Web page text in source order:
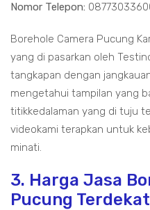
Nomor Telepon:
Borehole Camera Pucung
yang di pasarkan oleh
tangkapan dengan
mengetahui tampilan yang
titikkedalaman yang di tuju
videokami terapkan untuk
minati.
3. Harga Jasa
Pucung Terdekat